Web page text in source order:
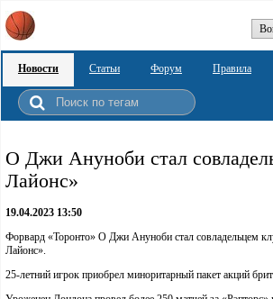
Новости Статьи Форум Правила
О Джи Ануноби стал
Лайонс»
19.04.2023 13:50
Форвард «Торонто» О Джи Ануноби стал совладельцем
Лайонс».
25-летний игрок приобрел миноритарный пакет акций